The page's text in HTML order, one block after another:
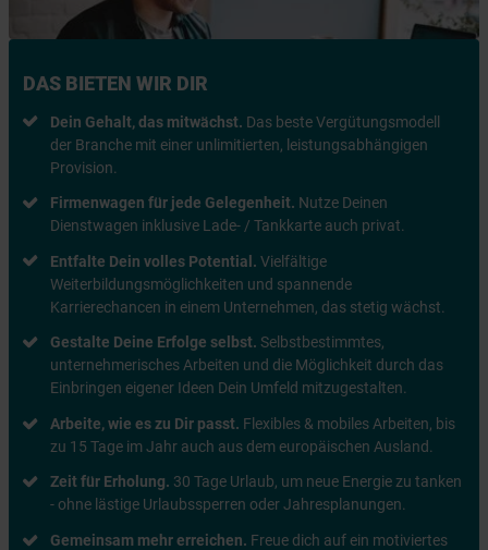
DAS BIETEN WIR DIR
Dein Gehalt, das mitwächst. Das beste Vergütungsmodell
der Branche mit einer unlimitierten, leistungsabhängigen
Provision.
Firmenwagen für jede Gelegenheit. Nutze Deinen
Dienstwagen inklusive Lade- / Tankkarte auch privat.
Entfalte Dein volles Potential. Vielfältige
Weiterbildungsmöglichkeiten und spannende
Karrierechancen in einem Unternehmen, das stetig wächst.
Gestalte Deine Erfolge selbst. Selbstbestimmtes,
unternehmerisches Arbeiten und die Möglichkeit durch das
Einbringen eigener Ideen Dein Umfeld mitzugestalten.
Arbeite, wie es zu Dir passt. Flexibles & mobiles Arbeiten, bis
zu 15 Tage im Jahr auch aus dem europäischen Ausland.
Zeit für Erholung. 30 Tage Urlaub, um neue Energie zu tanken
- ohne lästige Urlaubssperren oder Jahresplanungen.
Gemeinsam mehr erreichen. Freue dich auf ein motiviertes